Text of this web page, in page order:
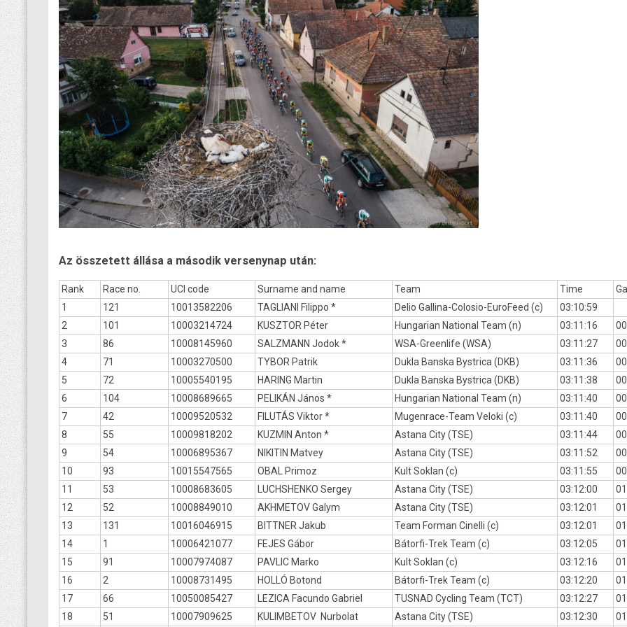
Az összetett állása a második versenynap után:
Rank Race no. UCI code Surname and name Team Time
1
121 10013582206 TAGLIANI Filippo * Delio Gallina-Colosio-EuroFeed (c)
03:10:59
2
101 10003214724 KUSZTOR Péter Hungarian National Team (n) 03:11:16
3
86 10008145960 SALZMANN Jodok * WSA-Greenlife (WSA) 03:11:27
4
71 10003270500 TYBOR Patrik Dukla Banska Bystrica (DKB) 03:11:36
5
72 10005540195 HARING Martin Dukla Banska Bystrica (DKB) 03:11:38
6
104 10008689665 PELIKÁN János * Hungarian National Team (n) 03:11:40
7
42 10009520532 FILUTÁS Viktor * Mugenrace-Team Veloki (c) 03:11:40
8
55 10009818202 KUZMIN Anton * Astana City (TSE) 03:11:44
9
54 10006895367 NIKITIN Matvey Astana City (TSE) 03:11:52
10
93 10015547565 OBAL Primoz Kult Soklan (c) 03:11:55
11
53 10008683605 LUCHSHENKO Sergey Astana City (TSE) 03:12:00
12
52 10008849010 AKHMETOV Galym Astana City (TSE) 03:12:01
13
131 10016046915 BITTNER Jakub Team Forman Cinelli (c) 03:12:01
14
1 10006421077 FEJES Gábor Bátorfi-Trek Team (c) 03:12:05
15
91 10007974087 PAVLIC Marko Kult Soklan (c) 03:12:16
16
2 10008731495 HOLLÓ Botond Bátorfi-Trek Team (c) 03:12:20
17
66 10050085427 LEZICA Facundo Gabriel TUSNAD Cycling Team (TCT) 03:12:27
18
51 10007909625 KULIMBETOV Nurbolat Astana City (TSE) 03:12:30